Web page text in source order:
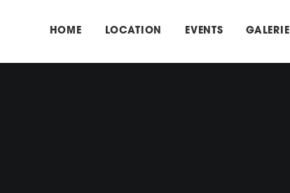
HOME LOCATION EVENTS GALERIE